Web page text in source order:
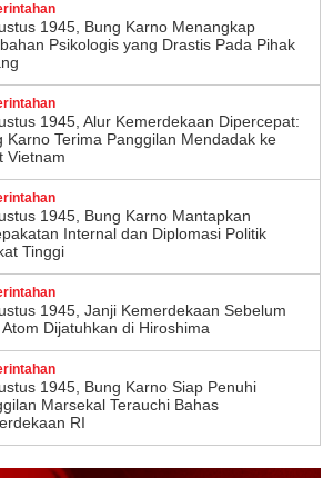
1945, Bung Karno Menangkap
Psikologis yang Drastis Pada Pihak
1945, Alur Kemerdekaan Dipercepat:
Karno Terima Panggilan Mendadak ke
Vietnam
1945, Bung Karno Mantapkan
Internal dan Diplomasi Politik
Tinggi
1945, Janji Kemerdekaan Sebelum
Atom Dijatuhkan di Hiroshima
1945, Bung Karno Siap Penuhi
Marsekal Terauchi Bahas
RI